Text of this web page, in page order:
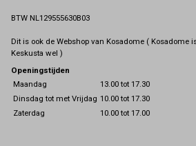
BTW NL129555630B03
Dit is ook de Webshop van Kosadome ( Kosadome
Keskusta wel )
Openingstijden
Maandag
13.00 tot 17.30
Dinsdag tot met Vrijdag 10.00 tot 17.30
Zaterdag
10.00 tot 17.00